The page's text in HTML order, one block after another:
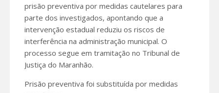
prisão preventiva por medidas cautelares para
parte dos investigados, apontando que a
intervenção estadual reduziu os riscos de
interferência na administração municipal. O
processo segue em tramitação no Tribunal de
Justiça do Maranhão.
Prisão preventiva foi substituída por medidas